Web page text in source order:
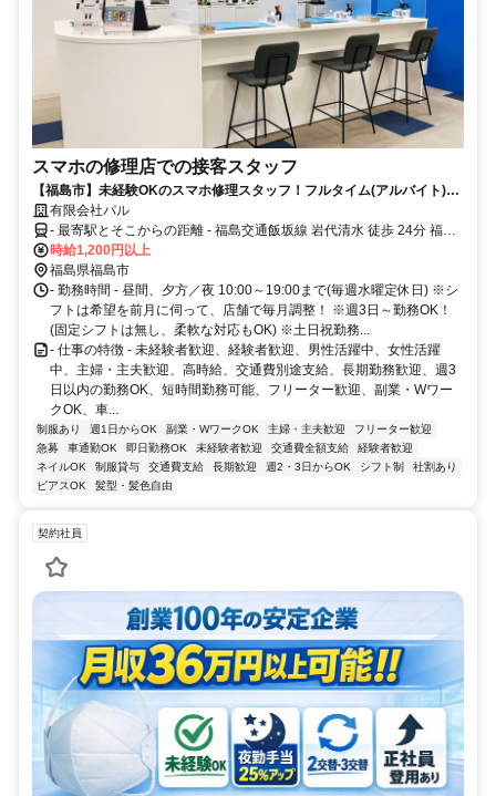
スマホの修理店での接客スタッフ
【福島市】未経験OKのスマホ修理スタッフ！フルタイム(アルバイト)募
集！時給1,200円～！／交通費全額支給／未経験歓迎／シフト柔軟対応
有限会社パル
- 最寄駅とそこからの距離 - 福島交通飯坂線 岩代清水 徒歩 24分 福島
交通「三本松」バス停より徒歩約1分
時給1,200円以上
福島県福島市
- 勤務時間 - 昼間、夕方／夜 10:00～19:00まで(毎週水曜定休日) ※シ
フトは希望を前月に伺って、店舗で毎月調整！ ※週3日～勤務OK！
(固定シフトは無し、柔軟な対応もOK) ※土日祝勤務...
- 仕事の特徴 - 未経験者歓迎、経験者歓迎、男性活躍中、女性活躍
中、主婦・主夫歓迎、高時給、交通費別途支給、長期勤務歓迎、週3
日以内の勤務OK、短時間勤務可能、フリーター歓迎、副業・Wワー
クOK、車...
制服あり 週1日からOK 副業・WワークOK 主婦・主夫歓迎
フリーター歓迎
急募
車通勤OK 即日勤務OK 未経験者歓迎 交通費全額支給
経験者歓迎
ネイルOK
制服貸与 交通費支給 長期歓迎 週2・3日からOK シフト制
社割あり
ピアスOK
髪型・髪色自由
契約社員